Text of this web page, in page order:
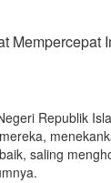
Mempercepat
Republik
saling